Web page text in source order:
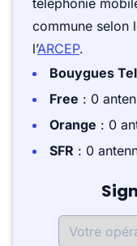
téléphonie
commune selon
l’ARCEP.
Bouygues
Free : 0
Orange : 0
SFR : 0